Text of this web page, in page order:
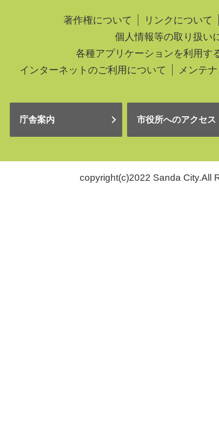
著作権について
リンクについて
個人情報等の取り扱い
各種アプリケーションを利用す
インターネットのご利用について
メンテ
庁舎案内 市役所へのアクセス
copyright(c)2022 Sanda City.All